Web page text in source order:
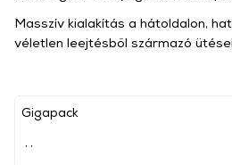
Gigapack
Masszív kialakítás a hátoldalon,
véletlen leejtésből származó